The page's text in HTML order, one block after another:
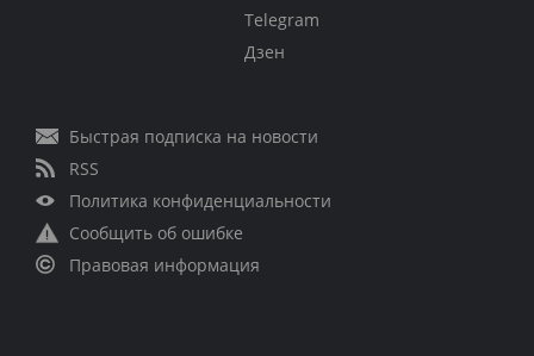
Telegram
Дзен
Быстрая подписка на новости
RSS
Политика конфиденциальности
Сообщить об ошибке
Правовая информация